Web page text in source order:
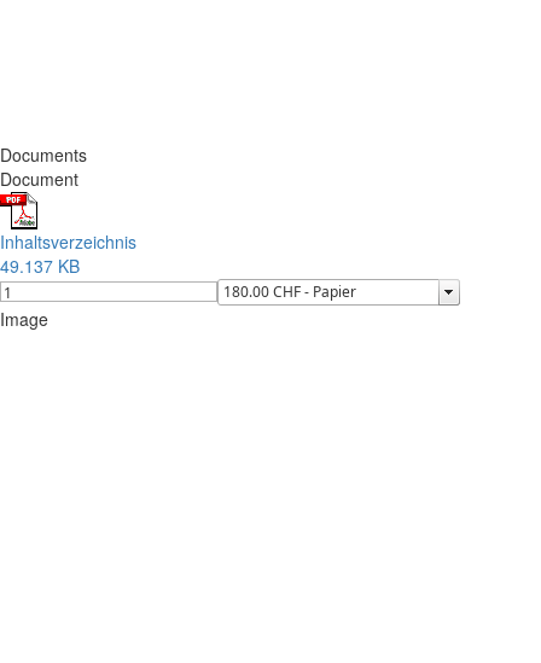
Documents
Document
Inhaltsverzeichnis
49.137 KB
Image